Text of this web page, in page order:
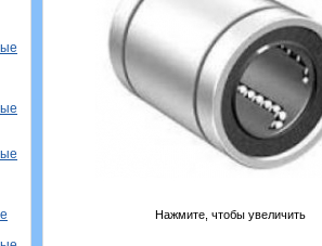
Нажмите, чтобы увеличить